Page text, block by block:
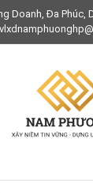
Doanh, Đa Phúc,